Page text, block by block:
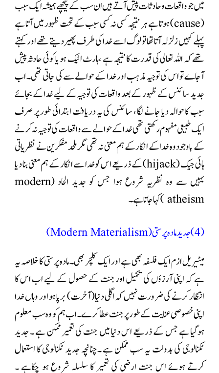
میں جو واقعات و حادثات پیش آتے ہیں ان سب کے پیچھے ہمیشہ ایک سبب
(cause) ہوتا ہے ہر نتیجہ کسی نہ کسی سبب کے تحت ظہور میں آتا ہے
پہلے کہیں زلزلہ آتا تھا تو لوگ اسے خدا کی طرف پھیر دیتے تھے اور کہتے
تھے کہ اللہ تعالی کی قدرت کانتیجہ ہے ،ہارٹ اٹیک ہو یا کوئی حادثہ پیش
آجاے تو اس کی توجیہ مذہب اور خدا کے حوالے سے کی جاتی تھی۔ اب
جدید سائنس کے ظہور کے بعد واقعات کی توجیہ کے لیے خدا کے بجائے
سبب کا حوالہ دیا جانے لگا ، سائنس کی یہ دریافت ابتدائی طور پر صرف
ایک طبیعی مفہوم رکھتی تھی خدا کے حوالے سے واقعات کی توجیہ نہ کرنے
کے باوجود وہ خدا کے انکار کے ہم معنی نہ تھی مگر ملحد مفکرین نے نظریاتی
ہائی جیک ( hijack) کے ذریعے اس کو خدا سے انکار کے ہم معنی بنا دیا
یہیں سے وہ نظریہ شروع ہوا جس کو جدید الحاد (modern
atheism ) کہا جاتا ہے۔
(4)جدید مادہ پرستی (Modern Materialism)
میٹیریل ازم ایک فلسفہ بھی ہے اور ایک کلچر بھی۔ مادہ پرستی کا خلاصہ یہ
ہے کہ اپنی آرزؤں کی تکمیل اور جنت کے حصول کے لیے اب اس کا
انتظار کرنے کی ضرورت نہیں کہ اگلی دنیا(آخرت) برپا ہو اور وہاں خدا
اپنی خصوصی عنایت کے طور پر جنت عطا کرے ۔ اب ہم کو وہ سب معلوم
ہوگیا ہے جس کے ذریعے اس دنیا میں جنت کی تعمیر ممکن ہے ۔ جدید
ٹکنالوجی کی بدولت یہ سب ممکن ہے ۔چنانچہ جدید ٹکنالوجی کا استعمال
کرتے ہوئے اس جنت ارضی کی تعمیر کا سلسلہ شروع ہو چکاہے ۔